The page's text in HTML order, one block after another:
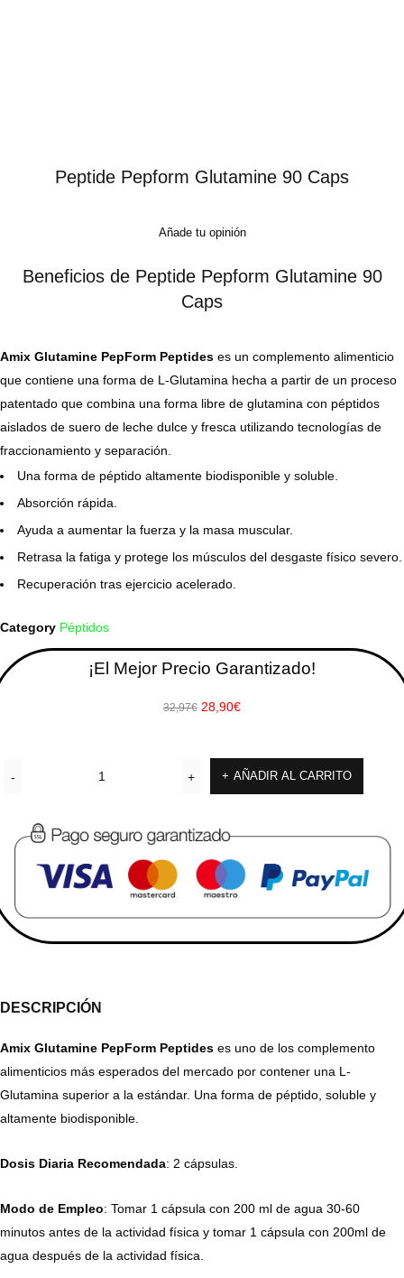
Peptide Pepform Glutamine 90 Caps
Añade tu opinión
Beneficios de Peptide Pepform Glutamine 90
Caps
Amix Glutamine PepForm Peptides es un complemento alimenticio
que contiene una forma de L-Glutamina hecha a partir de un proceso
patentado que combina una forma libre de glutamina con péptidos
aislados de suero de leche dulce y fresca utilizando tecnologías de
fraccionamiento y separación.
Una forma de péptido altamente biodisponible y soluble.
Absorción rápida.
Ayuda a aumentar la fuerza y ​​la masa muscular.
Retrasa la fatiga y protege los músculos del desgaste físico severo.
Recuperación tras ejercicio acelerado.
Category Péptidos
¡El Mejor Precio Garantizado!
32,97€ 28,90€
AÑADIR AL CARRITO
DESCRIPCIÓN
Amix Glutamine PepForm Peptides es uno de los complemento
alimenticios más esperados del mercado por contener una L-
Glutamina superior a la estándar. Una forma de péptido, soluble y
altamente biodisponible.
Dosis Diaria Recomendada: 2 cápsulas.
Modo de Empleo: Tomar 1 cápsula con 200 ml de agua 30-60
minutos antes de la actividad física y tomar 1 cápsula con 200ml de
agua después de la actividad física.